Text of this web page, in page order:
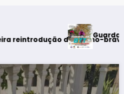
de coelho-bravo em área
Guarda desafia